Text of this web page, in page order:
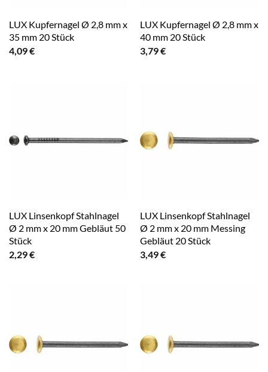
LUX Kupfernagel Ø 2,8 mm x
35 mm 20 Stück
4,09€
LUX Kupfernagel Ø 2,8 mm x
40 mm 20 Stück
3,79€
LUX Linsenkopf Stahlnagel
Ø 2 mm x 20 mm Gebläut 50
Stück
2,29€
LUX Linsenkopf Stahlnagel
Ø 2 mm x 20 mm Messing
Gebläut 20 Stück
3,49€